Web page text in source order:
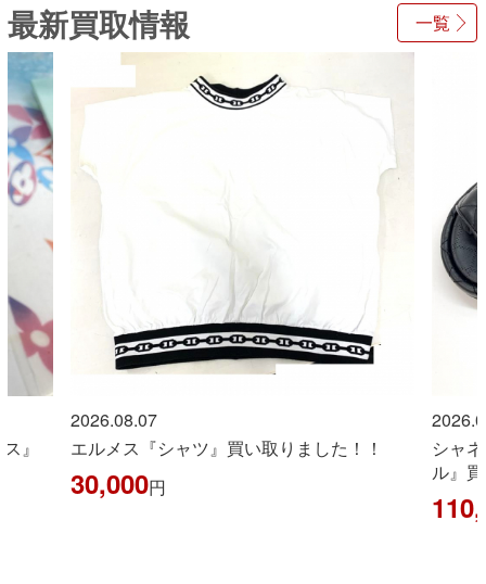
一覧
最新買取情報
』
2026.08.07
エルメス『シャツ』買い取りました！！
30,000円
シャ
ル』